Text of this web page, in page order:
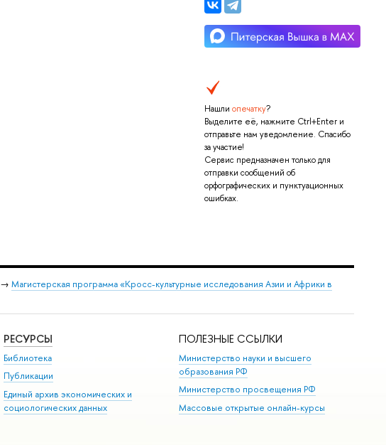
Нашли опечатку?
Выделите её, нажмите Ctrl+Enter и
отправьте нам уведомление. Спасибо
за участие!
Сервис предназначен только для
отправки сообщений об
орфографических и пунктуационных
ошибках.
→ Магистерская программа «Кросс-культурные исследования Азии и Африки в
РЕСУРСЫ
Библиотека
Публикации
Единый архив экономических и
социологических данных
ПОЛЕЗНЫЕ ССЫЛКИ
Министерство науки и высшего
образования РФ
Министерство просвещения РФ
Массовые открытые онлайн-курсы